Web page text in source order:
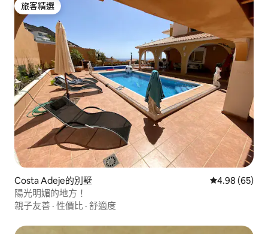
旅客精選
旅客精選
Costa Adeje的別墅 從 65 則評價
4.98 (65)
陽光明媚的地方！
親子友善 · 性價比 · 舒適度